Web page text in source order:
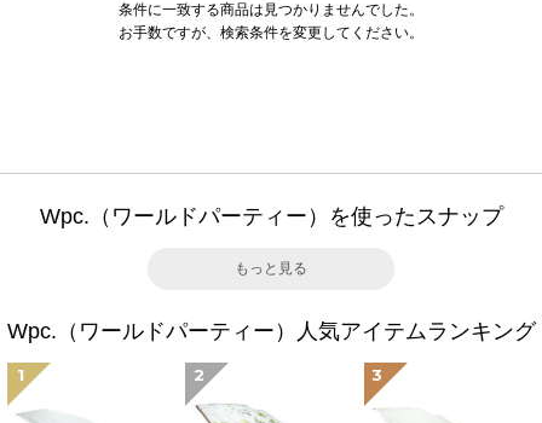
条件に一致する商品は見つかりませんでした。
お手数ですが、検索条件を変更してください。
Wpc.（ワールドパーティー）を使ったスナップ
もっと見る
Wpc.（ワールドパーティー）人気アイテムランキング
1 2 3